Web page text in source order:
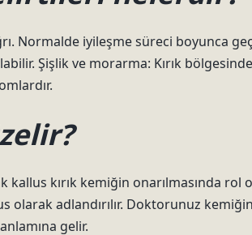
Normalde iyileşme süreci boyunca
Şişlik ve morarma: Kırık
kırık kemiğin onarılmasında rol
olarak adlandırılır. Doktorunuz
gelir.